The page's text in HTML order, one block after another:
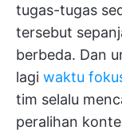
tugas-tugas
tersebut
berbeda. Dan
lagi waktu
tim selalu
peralihan